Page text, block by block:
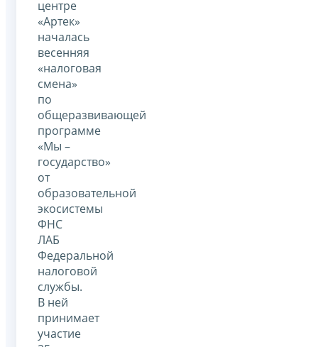
центре
«Артек»
началась
весенняя
«налоговая
смена»
по
общеразвивающей
программе
«Мы –
государство»
от
образовательной
экосистемы
ФНС
ЛАБ
Федеральной
налоговой
службы.
В ней
принимает
участие